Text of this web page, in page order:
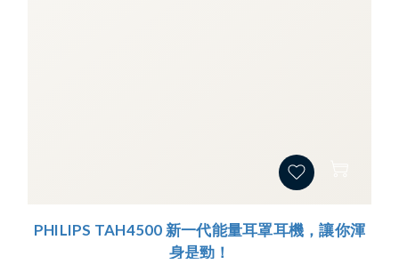
PHILIPS TAH4500 新一代能量耳罩耳機，讓你渾
身是勁！